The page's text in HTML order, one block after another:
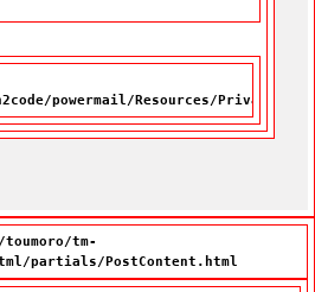
powermail/Resources/Private/
tm-
partials/PostContent.html